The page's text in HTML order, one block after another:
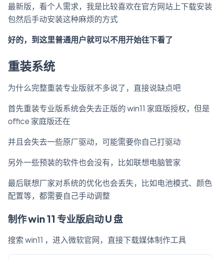
最新版，看个人需求，我是比较喜欢在官方网站上下载安装
包然后手动安装这种麻烦的方式
好的，到这里普通用户就可以不用开始往下看了
重装系统
为什么完整重装专业版就不多说了，直接说缺点吧
首先重装专业版系统会失去正版的 win11 家庭版授权，但是
office 家庭版还在
并且会失去一些原厂驱动，可能需要你自己打驱动
另外一些预装的软件也会没有，比如联想电脑管家
最后联想厂家对系统的优化也会丢失，比如电池模式、颜色
配置等，都需要自己手动调整
制作 win 11 专业版启动 U 盘
搜索 win11 ，进入微软官网，直接下载媒体制作工具